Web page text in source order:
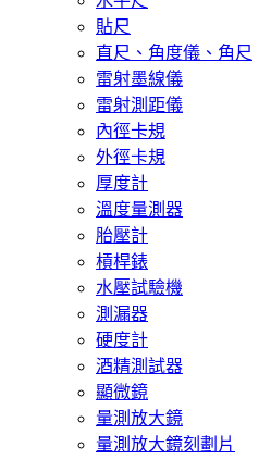
貼尺
直尺、角度儀、角尺
雷射墨線儀
雷射測距儀
內徑卡規
外徑卡規
厚度計
溫度量測器
胎壓計
槓桿錶
水壓試驗機
測漏器
硬度計
酒精測試器
顯微鏡
量測放大鏡
量測放大鏡刻劃片